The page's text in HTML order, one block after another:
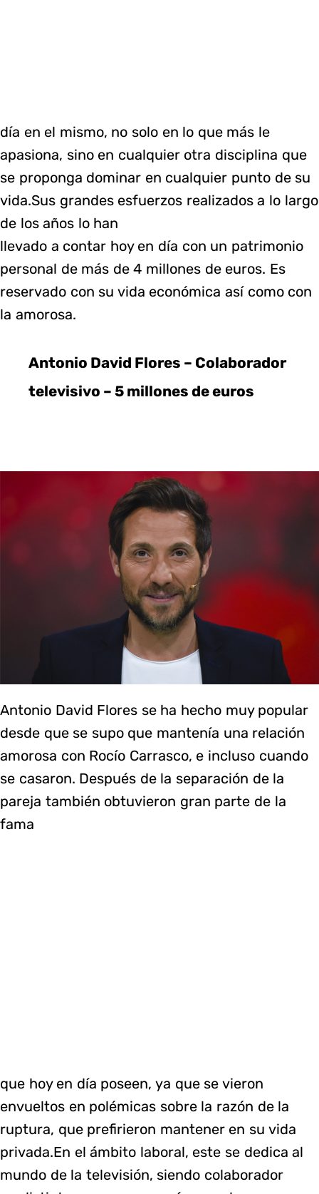
día en el mismo, no solo en lo que más le
apasiona, sino en cualquier otra disciplina que
se proponga dominar en cualquier punto de su
vida.Sus grandes esfuerzos realizados a lo largo
de los años lo han
llevado a contar hoy en día con un patrimonio
personal de más de 4 millones de euros. Es
reservado con su vida económica así como con
la amorosa.
Antonio David Flores – Colaborador
televisivo – 5 millones de euros
Antonio David Flores se ha hecho muy popular
desde que se supo que mantenía una relación
amorosa con Rocío Carrasco, e incluso cuando
se casaron. Después de la separación de la
pareja también obtuvieron gran parte de la
fama
que hoy en día poseen, ya que se vieron
envueltos en polémicas sobre la razón de la
ruptura, que prefirieron mantener en su vida
privada.En el ámbito laboral, este se dedica al
mundo de la televisión, siendo colaborador